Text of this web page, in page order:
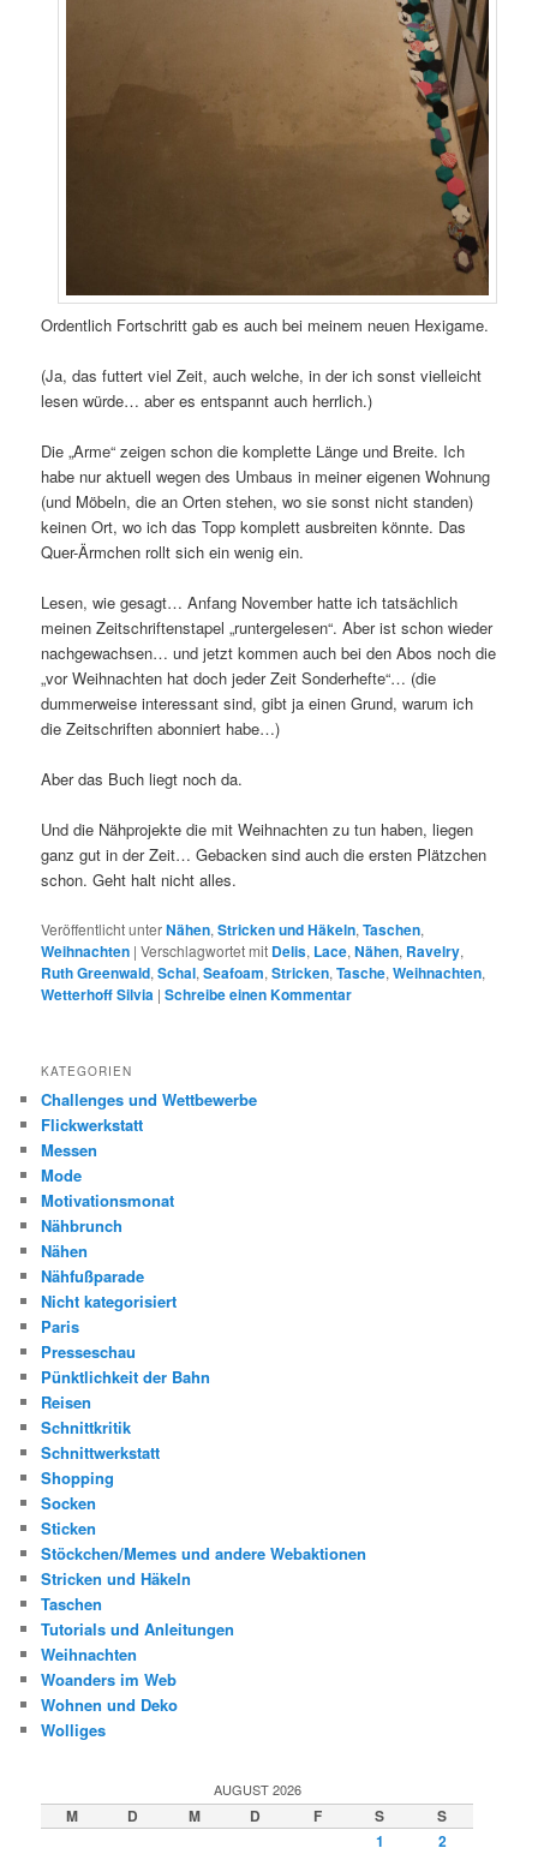
Ordentlich Fortschritt gab es auch bei meinem neuen Hexigame.
(Ja, das futtert viel Zeit, auch welche, in der ich sonst vielleicht
lesen würde… aber es entspannt auch herrlich.)
Die „Arme“ zeigen schon die komplette Länge und Breite. Ich
habe nur aktuell wegen des Umbaus in meiner eigenen Wohnung
(und Möbeln, die an Orten stehen, wo sie sonst nicht standen)
keinen Ort, wo ich das Topp komplett ausbreiten könnte. Das
Quer-Ärmchen rollt sich ein wenig ein.
Lesen, wie gesagt… Anfang November hatte ich tatsächlich
meinen Zeitschriftenstapel „runtergelesen“. Aber ist schon wieder
nachgewachsen… und jetzt kommen auch bei den Abos noch die
„vor Weihnachten hat doch jeder Zeit Sonderhefte“… (die
dummerweise interessant sind, gibt ja einen Grund, warum ich
die Zeitschriften abonniert habe…)
Aber das Buch liegt noch da.
Und die Nähprojekte die mit Weihnachten zu tun haben, liegen
ganz gut in der Zeit… Gebacken sind auch die ersten Plätzchen
schon. Geht halt nicht alles.
Veröffentlicht unterNähen,Stricken und Häkeln,Taschen,
Weihnachten |Verschlagwortet mit Delis, Lace,Nähen, Ravelry,
Ruth Greenwald,Schal,Seafoam,Stricken,Tasche,Weihnachten,
Wetterhoff Silvia |Schreibe einen Kommentar
KATEGORIEN
Challenges und Wettbewerbe
Flickwerkstatt
Messen
Mode
Motivationsmonat
Nähbrunch
Nähen
Nähfußparade
Nicht kategorisiert
Paris
Presseschau
Pünktlichkeit der Bahn
Reisen
Schnittkritik
Schnittwerkstatt
Shopping
Socken
Sticken
Stöckchen/Memes und andere Webaktionen
Stricken und Häkeln
Taschen
Tutorials und Anleitungen
Weihnachten
Woanders im Web
Wohnen und Deko
Wolliges
AUGUST 2026
M D M D F S
S
1
2